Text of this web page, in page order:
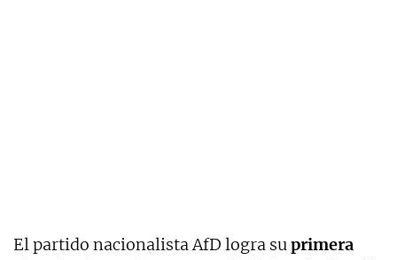
El partido nacionalista AfD logra suprimera